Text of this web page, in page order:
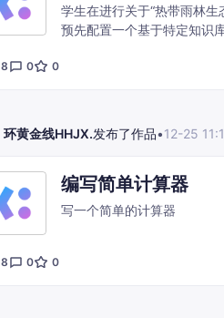
学生在进行关于“热带雨林
预先配置一个基于特定知识
8 0 0
环黄金线HHJX.发布了作品•12-25
编写简单计算器
写一个简单的计算器
8 0 0